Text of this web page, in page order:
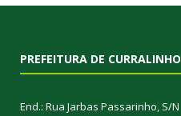
PREFEITURA DE CURRALINHO
End.: Rua Jarbas Passarinho, S/N